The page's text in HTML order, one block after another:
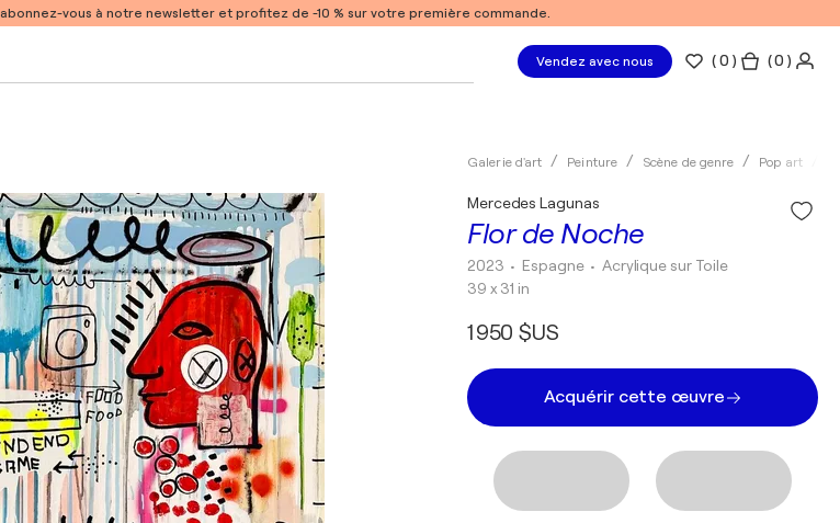
abonnez-vous à notre newsletter et profitez de -10 % sur votre première commande.
Vendez avec nous (0 ) ( 0 )
Galerie d'art Peinture Scène de genre Pop art
Flor de Noche
Mercedes Lagunas
2023 • Espagne • Acrylique sur Toile
39 x 31 in
1 950 $US
Acquérir cette œuvre